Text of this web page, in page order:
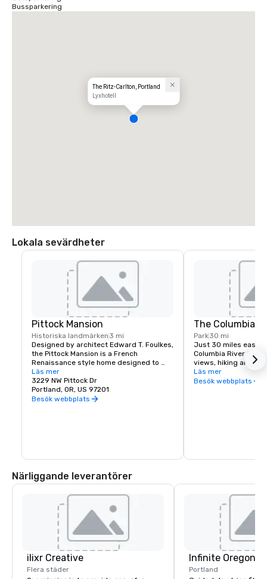
Bussparkering
The Ritz-Carlton, Portland
Lyxhotell
Lokala sevärdheter
Pittock Mansion
Historiska landmärken 3 mi
Designed by architect Edward T. Foulkes,
the Pittock Mansion is a French
Renaissance style home designed to
capture the view of Downtown Portland
and the Cascade Mountains. Built in 1912
for the editor of The Oregonian
Newspaper, Henry Pittock, this piece of
Läs mer
3229 NW Pittock Dr
Portland, OR, US 97201
Besök webbplats
The Columbia
Park30 mi
Just 30 miles east
Columbia River
views, hiking and
and more than 90
must see locations
Läs mer
Besök webbplats
Närliggande leverantörer
ilixr Creative
Flera städer
Infinite Oregon
Portland